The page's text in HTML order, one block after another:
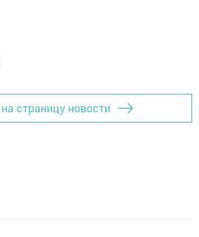
страницу новости